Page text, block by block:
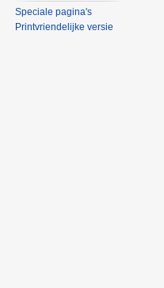
Speciale pagina's
Printvriendelijke versie